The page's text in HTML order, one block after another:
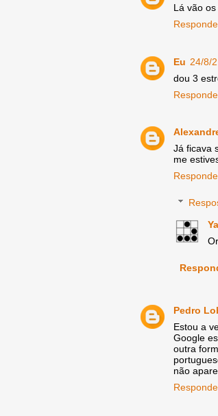
Lá vão
Eu 24/8/
dou 3
Já ficava
me
Pedro
Estou a
Google
outra
não